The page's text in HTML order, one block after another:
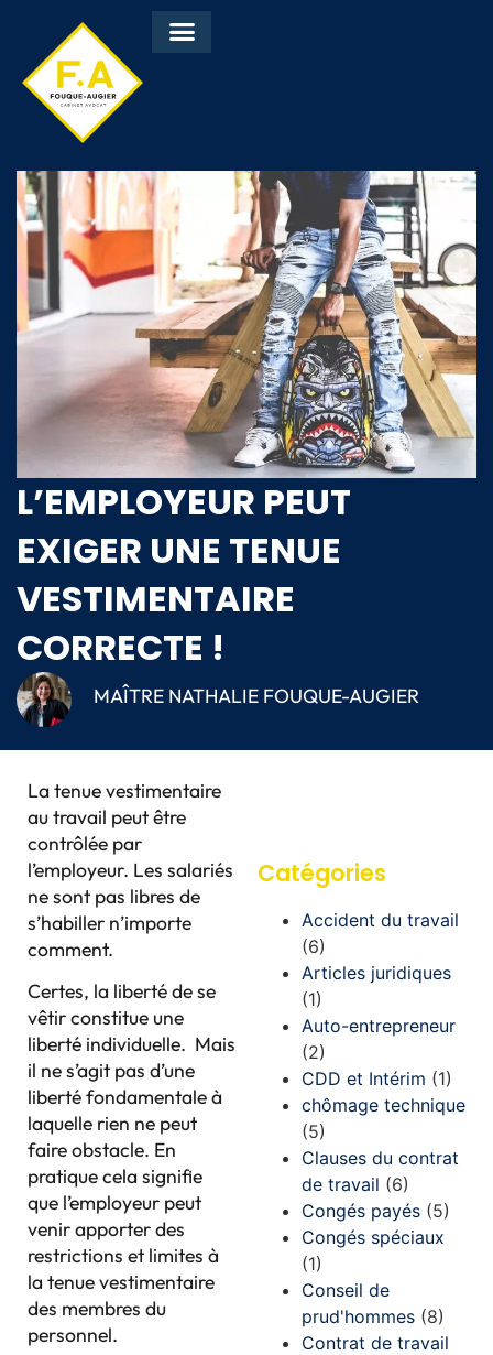
L’EMPLOYEUR PEUT
EXIGER UNE TENUE
VESTIMENTAIRE
CORRECTE !
MAÎTRE NATHALIE FOUQUE-AUGIER
La tenue vestimentaire
au travail peut être
contrôlée par
l’employeur. Les salariés
ne sont pas libres de
s’habiller n’importe
comment.
Certes, la liberté de se
vêtir constitue une
liberté individuelle. Mais
il ne s’agit pas d’une
liberté fondamentale à
laquelle rien ne peut
faire obstacle. En
pratique cela signifie
que l’employeur peut
venir apporter des
restrictions et limites à
la tenue vestimentaire
des membres du
personnel.
Catégories
Accident du travail
(6)
Articles juridiques
(1)
Auto-entrepreneur
(2)
CDD et Intérim (1)
chômage technique
(5)
Clauses du contrat
de travail (6)
Congés payés (5)
Congés spéciaux
(1)
Conseil de
prud'hommes (8)
Contrat de travail